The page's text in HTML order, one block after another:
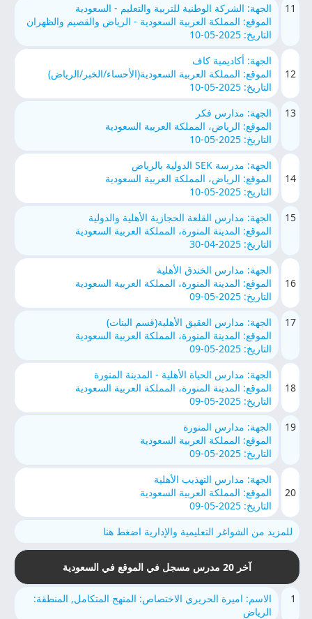
11
الجهة: الشركة الوطنية للتربية والتعليم - السعودية
الموقع: المملكة العربية السعودية - الرياض والقصيم والظهران
التاريخ: 2025-05-10
12
الجهة: أكاديمية كاف
الموقع: المملكة العربية السعودية(الأحساء/الخبر/الرياض)
التاريخ: 2025-05-10
13
الجهة: مدارس فكر
الموقع: الرياض، المملكة العربية السعودية
التاريخ: 2025-05-10
14
الجهة: مدرسة SEK الدولية بالرياض
الموقع: الرياض، المملكة العربية السعودية
التاريخ: 2025-05-10
15
الجهة: مدارس القلعة الحجازية الأهلية والدولية
الموقع: المدينة المنورة، المملكة العربية السعودية
التاريخ: 2025-04-30
16
الجهة: مدارس الخندق الأهلية
الموقع: المدينة المنورة، المملكة العربية السعودية
التاريخ: 2025-05-09
17
الجهة: مدارس العقيق الأهلية(قسم البنات)
الموقع: المدينة المنورة، المملكة العربية السعودية
التاريخ: 2025-05-09
18
الجهة: مدارس الحياة الأهلية - المدينة المنورة
الموقع: المدينة المنورة، المملكة العربية السعودية
التاريخ: 2025-05-09
19
الجهة: مدارس المنورة
الموقع: المملكة العربية السعودية
التاريخ: 2025-05-09
20
الجهة: مدارس التهذيب الأهلية
الموقع: المملكة العربية السعودية
التاريخ: 2025-05-09
للمزيد من الشواغر التعليمية والإدارية اضغط هنا
آخر 20 مدرس مسجل في الموقع في السعودية
1
الاسم: اميرة الحريري الاختصاص: المنهج المتكامل, المنطقة:
الرياض